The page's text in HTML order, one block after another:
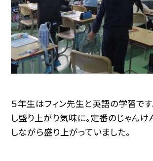
５年生はフィン先生と英語の学習です
し盛り上がり気味に。定番のじゃん
しながら盛り上がっていました。